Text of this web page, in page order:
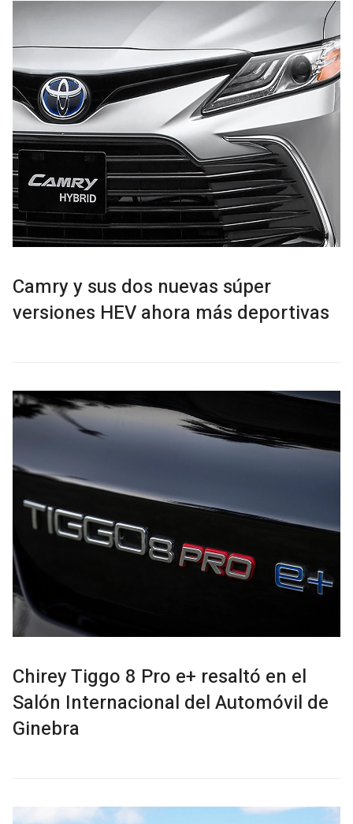
Camry y sus dos nuevas súper
versiones HEV ahora más deportivas
Chirey Tiggo 8 Pro e+ resaltó en el
Salón Internacional del Automóvil de
Ginebra